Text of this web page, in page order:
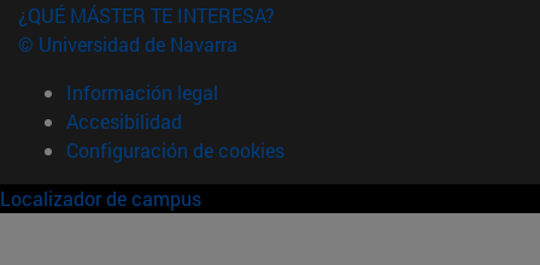
¿QUÉ MÁSTER TE INTERESA?
© Universidad de Navarra
Información legal
Accesibilidad
Configuración de cookies
Localizador de campus